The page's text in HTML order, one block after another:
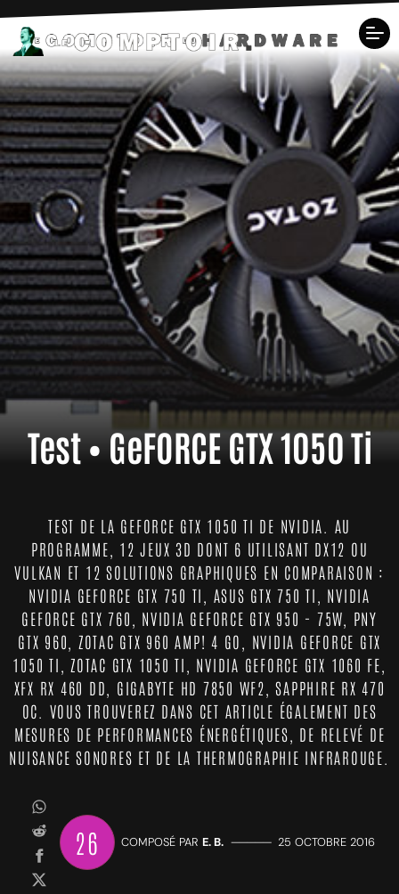
Test • GeFORCE GTX 1050 Ti
TEST DE LA GEFORCE GTX 1050 TI DE NVIDIA. AU
PROGRAMME, 12 JEUX 3D DONT 6 UTILISANT DX12 OU
VULKAN ET 12 SOLUTIONS GRAPHIQUES EN COMPARAISON :
NVIDIA GEFORCE GTX 750 TI, ASUS GTX 750 TI, NVIDIA
GEFORCE GTX 760, NVIDIA GEFORCE GTX 950 - 75W, PNY
GTX 960, ZOTAC GTX 960 AMP! 4 GO, NVIDIA GEFORCE GTX
1050 TI, ZOTAC GTX 1050 TI, NVIDIA GEFORCE GTX 1060 FE,
XFX RX 460 DD, GIGABYTE HD 7850 WF2, SAPPHIRE RX 470
OC. VOUS TROUVEREZ DANS CET ARTICLE ÉGALEMENT DES
MESURES DE PERFORMANCES ÉNERGÉTIQUES, DE RELEVÉ DE
NUISANCE SONORES ET DE LA THERMOGRAPHIE INFRAROUGE.
26 COMPOSÉ PAR E. B. ————— 25 OCTOBRE 2016